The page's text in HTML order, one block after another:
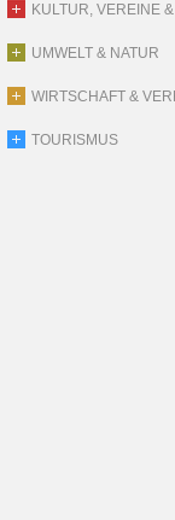
KULTUR, VEREINE
UMWELT & NATUR
WIRTSCHAFT &
TOURISMUS